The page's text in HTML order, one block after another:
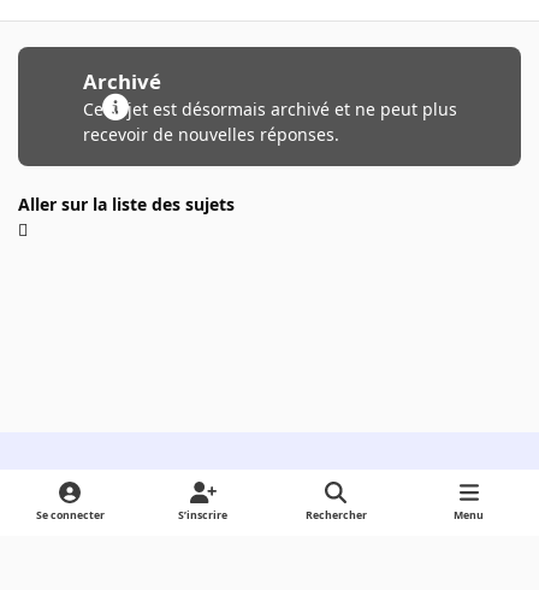
Archivé
Ce sujet est désormais archivé et ne peut plus
recevoir de nouvelles réponses.
Aller sur la liste des sujets
Light ModeDark ModeSystem Preference
Se connecter S’inscrire Rechercher Menu